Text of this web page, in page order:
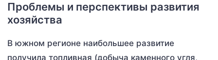
Проблемы и перспективы развития
хозяйства
В южном регионе наибольшее развитие
получила топливная (добыча каменного угля,